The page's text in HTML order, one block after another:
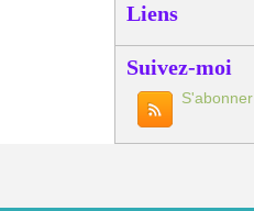
Liens
Suivez-moi